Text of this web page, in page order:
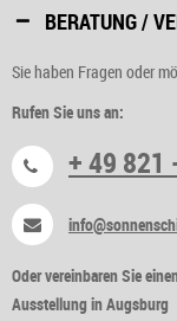
BERATUNG /
Sie haben Fragen oder
Rufen Sie uns an:
+ 49 821
Oder vereinbaren Sie
Ausstellung in Augsburg